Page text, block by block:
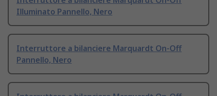
Illuminato Pannello, Nero
Interruttore a bilanciere Marquardt On-Off
Pannello, Nero